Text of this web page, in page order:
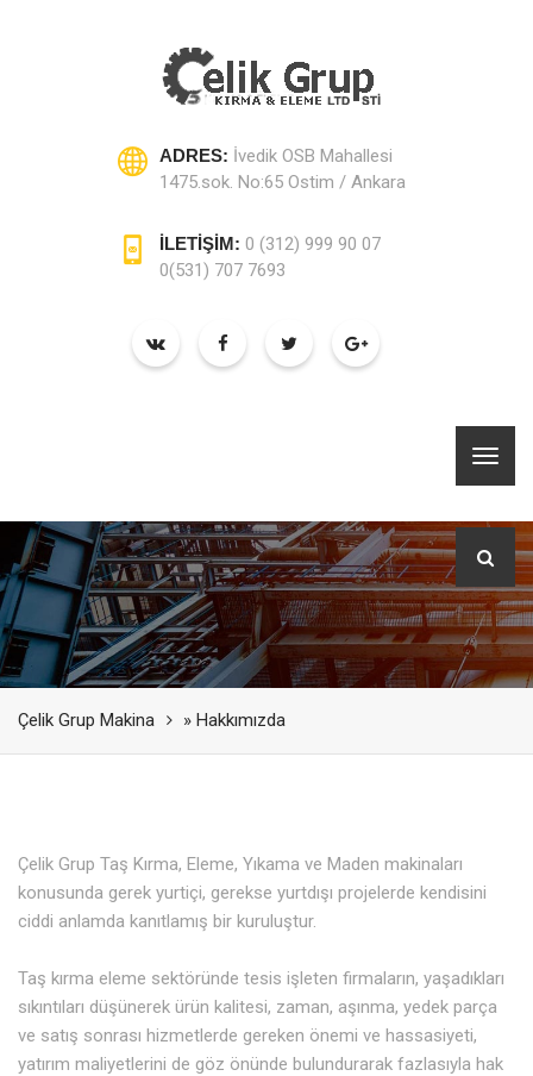
ADRES: İvedik OSB Mahallesi
1475.sok. No:65 Ostim / Ankara
İLETİŞİM: 0 (312) 999 90 07
0(531) 707 7693
Çelik Grup Makina » Hakkımızda
Çelik Grup Taş Kırma, Eleme, Yıkama ve Maden makinaları
konusunda gerek yurtiçi, gerekse yurtdışı projelerde kendisini
ciddi anlamda kanıtlamış bir kuruluştur.
Taş kırma eleme sektöründe tesis işleten firmaların, yaşadıkları
sıkıntıları düşünerek ürün kalitesi, zaman, aşınma, yedek parça
ve satış sonrası hizmetlerde gereken önemi ve hassasiyeti,
yatırım maliyetlerini de göz önünde bulundurarak fazlasıyla hak